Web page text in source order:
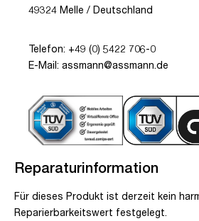
49324 Melle / Deutschland
Telefon: +49 (0) 5422 706-0
E-Mail: assmann@assmann.de
Reparaturinformation
Für dieses Produkt ist derzeit kein
Reparierbarkeitswert festgelegt.